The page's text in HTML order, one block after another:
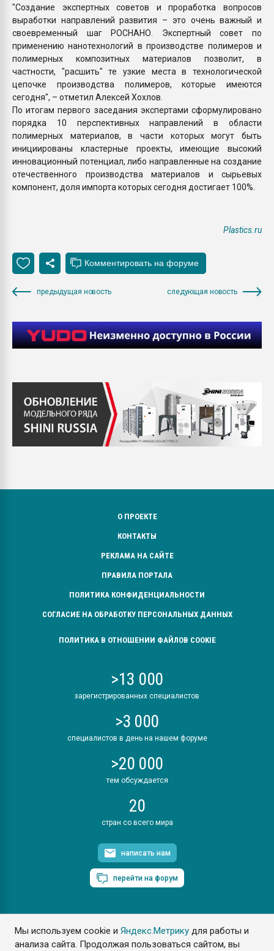
Мы используем cookie иЯндекс.Метрику для работы и
анализа сайта. Продолжая пользоваться сайтом, вы
"Создание экспертных советов и проработка вопросов
выработки направлений развития – это очень важный и
своевременный шаг РОСНАНО. Экспертный совет по
применению нанотехнологий в производстве полимеров и
полимерных композитных материалов позволит, в
частности, "расшить" те узкие места в технологической
цепочке производства полимеров, которые имеются
сегодня", – отметил Алексей Хохлов.
По итогам первого заседания экспертами сформулировано
порядка 10 перспективных направлений в области
полимерных материалов, в части которых могут быть
инициированы кластерные проекты, имеющие высокий
инновационный потенциал, либо направленные на создание
отечественного производства материалов и сырьевых
компонент, доля импорта которых сегодня достигает 100%.
Plastics.ru
предыдущая новость следующая новость
О ПРОЕКТЕ
КОНТАКТЫ
РЕКЛАМА НА САЙТЕ
ПРАВИЛА ПОРТАЛА
ПОЛИТИКА КОНФИДЕНЦИАЛЬНОСТИ
СОГЛАСИЕ НА ОБРАБОТКУ ПЕРСОНАЛЬНЫХ ДАННЫХ
ПОЛИТИКА В ОТНОШЕНИИ ФАЙЛОВ COOKIE
>13 000
зарегистрированных специалистов
>3 000
специалистов в день на нашем форуме
>20 000
тем обсуждается
20
стран со всего мира
написать нам
перейти на форум
ПластЭксперт © 2006. Все права защищены
Разрешается копирование материалов сайта с обязательной